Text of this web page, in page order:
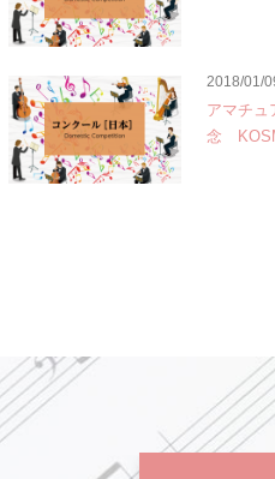
2018/01/
アマチュ
念